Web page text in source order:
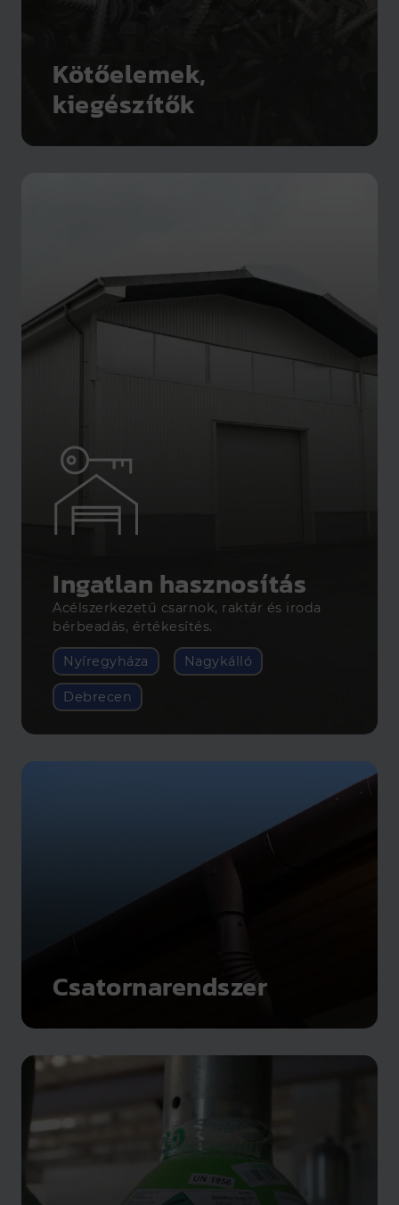
Kötőelemek,
kiegészítők
Ingatlan hasznosítás
Acélszerkezetű csarnok, raktár és iroda
bérbeadás, értékesítés.
Nyíregyháza Nagykálló
Debrecen
Csatornarendszer